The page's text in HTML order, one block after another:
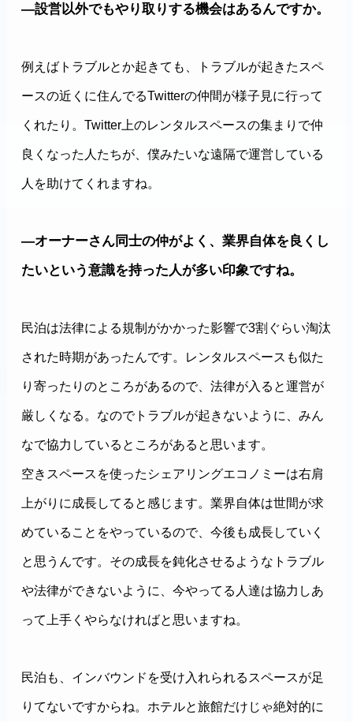
―設営以外でもやり取りする機会はあるんですか。
例えばトラブルとか起きても、トラブルが起きたスペ
ースの近くに住んでるTwitterの仲間が様子見に行って
くれたり。Twitter上のレンタルスペースの集まりで仲
良くなった人たちが、僕みたいな遠隔で運営している
人を助けてくれますね。
―オーナーさん同士の仲がよく、業界自体を良くし
たいという意識を持った人が多い印象ですね。
民泊は法律による規制がかかった影響で3割ぐらい淘汰
された時期があったんです。レンタルスペースも似た
り寄ったりのところがあるので、法律が入ると運営が
厳しくなる。なのでトラブルが起きないように、みん
なで協力しているところがあると思います。
空きスペースを使ったシェアリングエコノミーは右肩
上がりに成長してると感じます。業界自体は世間が求
めていることをやっているので、今後も成長していく
と思うんです。その成長を鈍化させるようなトラブル
や法律ができないように、今やってる人達は協力しあ
って上手くやらなければと思いますね。
民泊も、インバウンドを受け入れられるスペースが足
りてないですからね。ホテルと旅館だけじゃ絶対的に